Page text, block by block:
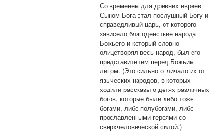
Со временем для древних евреев
Сыном Бога стал послушный Богу и
справедливый царь, от которого
зависело благоденствие народа
Божьего и который словно
олицетворял весь народ, был его
представителем перед Божьим
лицом. (Это сильно отличало их от
языческих народов, в которых
ходили рассказы о детях различных
богов, которые были либо тоже
богами, либо полубогами, либо
прославленными героями со
сверхчеловеческой силой.)